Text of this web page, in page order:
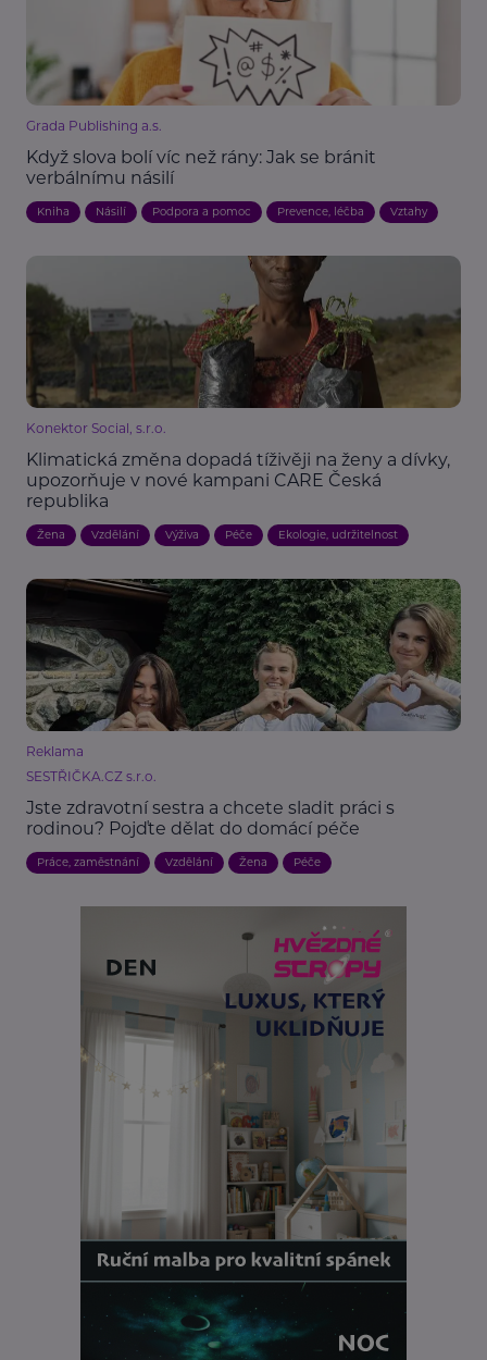
Grada Publishing a.s.
Když slova bolí víc než rány: Jak se bránit
verbálnímu násilí
Kniha Násilí Podpora a pomoc Prevence, léčba Vztahy
Konektor Social, s.r.o.
Klimatická změna dopadá tíživěji na ženy a dívky,
upozorňuje v nové kampani CARE Česká
republika
Žena Vzdělání Výživa Péče Ekologie, udržitelnost
Reklama
SESTŘIČKA.CZ s.r.o.
Jste zdravotní sestra a chcete sladit práci s
rodinou? Pojďte dělat do domácí péče
Práce, zaměstnání Vzdělání Žena Péče